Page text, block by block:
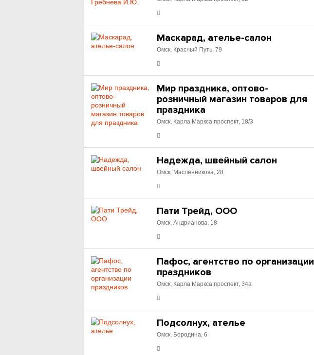
Маскарад, ателье-салон
Омск, Красный Путь, 79
Мир праздника, оптово-
розничный магазин товаров для
праздника
Омск, Карла Маркса проспект, 18/3
Надежда, швейный салон
Омск, Масленникова, 28
Пати Трейд, ООО
Омск, Андрианова, 18
Пафос, агентство по организации
праздников
Омск, Карла Маркса проспект, 34а
Подсолнух, ателье
Омск, Бородина, 6